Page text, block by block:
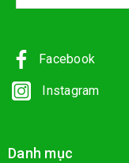
Facebook
Instagram
Danh mục